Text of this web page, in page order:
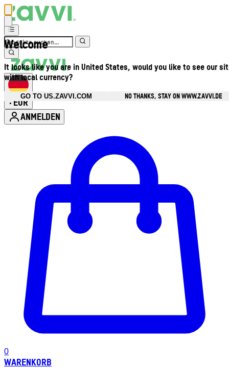
Welcome
It looks like you are in United States, would you like to see our
with local currency?
GO TO US.ZAVVI.COM
NO THANKS, STAY ON WWW.ZAVVI.DE
• EUR
ANMELDEN
0
WARENKORB